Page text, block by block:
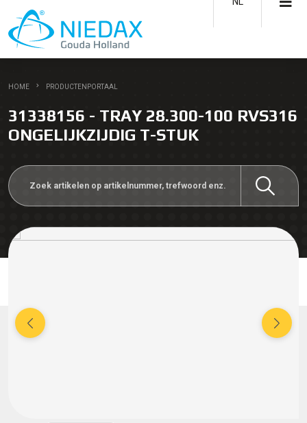
HOME PRODUCTENPORTAAL
31338156 - TRAY 28.300-100 RVS316
ONGELIJKZIJDIG T-STUK